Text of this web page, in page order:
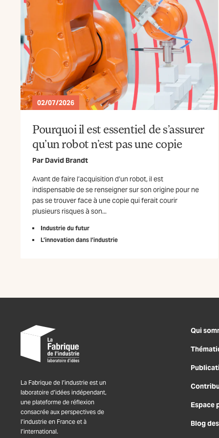
02/07/2026
Pourquoi il est essentiel de s’assurer
qu’un robot n’est pas une copie
Par David Brandt
Avant de faire l’acquisition d’un robot, il est
indispensable de se renseigner sur son origine pour ne
pas se trouver face à une copie qui ferait courir
plusieurs risques à son...
Industrie du futur
L’innovation dans l’industrie
La Fabrique de l’industrie est un
laboratoire d’idées indépendant,
une plateforme de réflexion
consacrée aux perspectives de
l’industrie en France et à
l’international.
Qui
Espace
Blog